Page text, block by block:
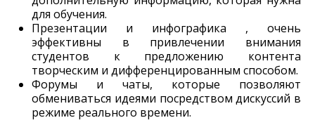
для обучения.
Презентации и инфографика , очень
эффективны в привлечении внимания
студентов к предложению контента
творческим и дифференцированным способом.
Форумы и чаты, которые позволяют
обмениваться идеями посредством дискуссий в
режиме реального времени.